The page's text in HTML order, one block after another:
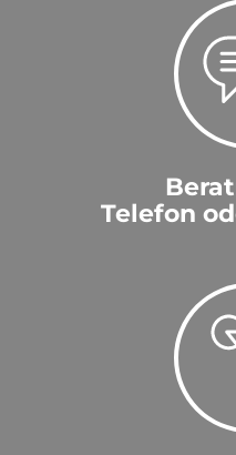
Telefon